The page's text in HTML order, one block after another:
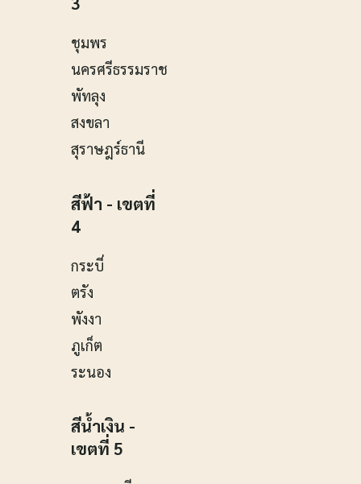
ชุมพร
นครศรีธรรมราช
พัทลุง
สงขลา
สุราษฎร์ธานี
สีฟ้า - เขตที่
4
กระบี่
ตรัง
พังงา
ภูเก็ต
ระนอง
สีน้ำเงิน -
เขตที่ 5